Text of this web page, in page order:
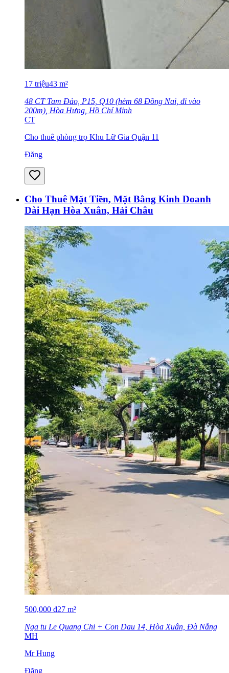
17 triệu43 m²
48 CT Tam Đảo, P15, Q10 (hẻm 68 Đồng Nai, đi vào
200m), Hòa Hưng, Hồ Chí Minh
CT
Cho thuê phòng trọ Khu Lữ Gia Quận 11
Đăng
Cho Thuê Mặt Tiền, Mặt Bằng Kinh Doanh
Dài Hạn Hòa Xuân, Hải Châu
500,000 đ27 m²
Nga tu Le Quang Chi + Con Dau 14, Hòa Xuân, Đà Nẵng
MH
Mr Hung
Đăng